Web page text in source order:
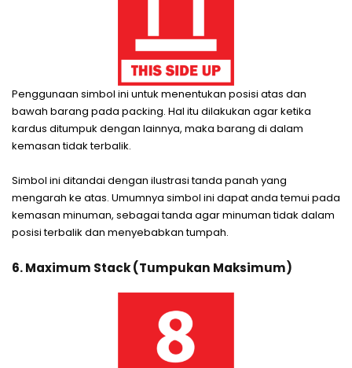
Penggunaan simbol ini untuk menentukan posisi atas dan
bawah barang pada packing. Hal itu dilakukan agar ketika
kardus ditumpuk dengan lainnya, maka barang di dalam
kemasan tidak terbalik.
Simbol ini ditandai dengan ilustrasi tanda panah yang
mengarah ke atas. Umumnya simbol ini dapat anda temui pada
kemasan minuman, sebagai tanda agar minuman tidak dalam
posisi terbalik dan menyebabkan tumpah.
6. Maximum Stack (Tumpukan Maksimum)